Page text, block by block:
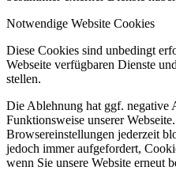
Notwendige Website Cookies
Diese Cookies sind unbedingt
Webseite verfügbaren Dienste
stellen.
Die Ablehnung hat ggf. negative
Funktionsweise unserer
Browsereinstellungen jederzeit
jedoch immer aufgefordert,
wenn Sie unsere Website erneut